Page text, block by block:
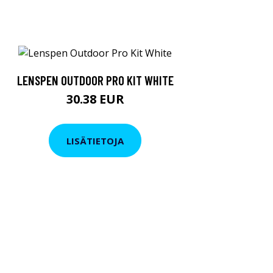
LENSPEN OUTDOOR PRO KIT WHITE
30.38 EUR
LISÄTIETOJA